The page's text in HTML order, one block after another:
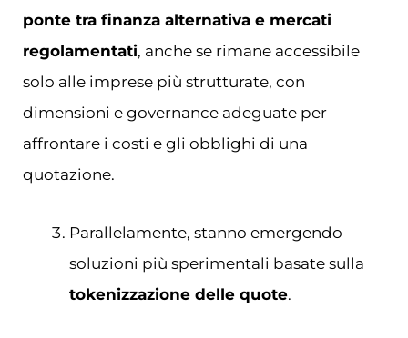
ponte tra finanza alternativa e mercati
regolamentati, anche se rimane accessibile
solo alle imprese più strutturate, con
dimensioni e governance adeguate per
affrontare i costi e gli obblighi di una
quotazione.
Parallelamente, stanno emergendo
soluzioni più sperimentali basate sulla
tokenizzazione delle quote.